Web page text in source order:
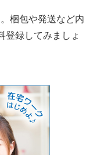
梱包や発送など内
登録してみましょ